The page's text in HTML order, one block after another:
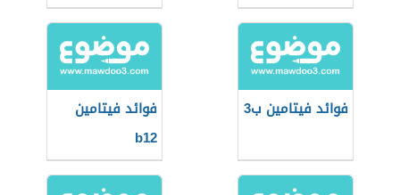
الريق
فوائد فيتامين ب3
فوائد فيتامين
b12